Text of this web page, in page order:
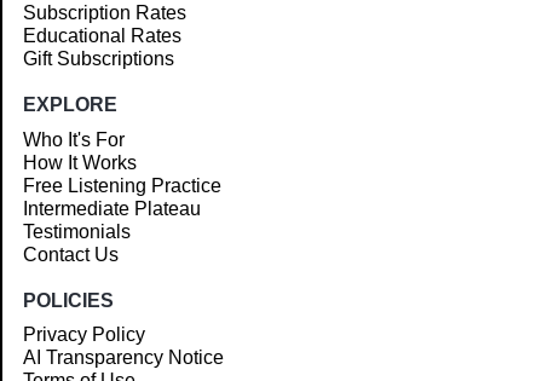
Subscription Rates
Educational Rates
Gift Subscriptions
EXPLORE
Who It's For
How It Works
Free Listening Practice
Intermediate Plateau
Testimonials
Contact Us
POLICIES
Privacy Policy
AI Transparency Notice